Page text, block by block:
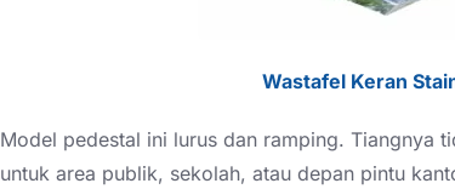
Wastafel Keran
Model pedestal ini lurus dan ramping. Tiangnya
untuk area publik, sekolah, atau depan pintu